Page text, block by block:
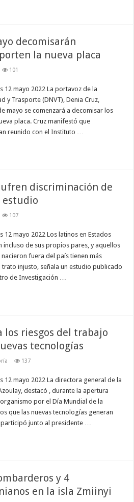
decomisarán
la nueva placa
101
12 mayo 2022 La portavoz de la
y Trasporte (DNVT), Denia Cruz,
mayo se comenzará a decomisar los
placa. Cruz manifestó que
reunido con el Instituto …
discriminación de
estudio
107
12 mayo 2022 Los latinos en Estados
incluso de sus propios pares, y aquellos
fuera del país tienen más
injusto, señala un estudio publicado
de Investigación …
los riesgos del trabajo
tecnologías
137
12 mayo 2022 La directora general de la
destacó , durante la apertura
por el Día Mundial de la
que las nuevas tecnologías generan
junto al presidente …
y 4
en la isla Zmiinyi